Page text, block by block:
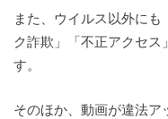
また、ウイルス以外に
ク詐欺」「不正アクセス
す。
そのほか、動画が違法ア